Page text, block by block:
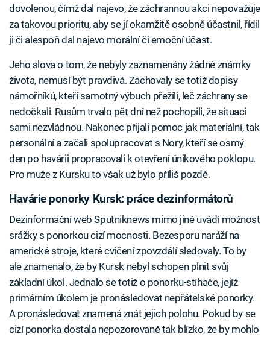
dovolenou, čímž dal najevo, že záchrannou akci nepovažuje
za takovou prioritu, aby se jí okamžitě osobně účastnil, řídil
ji či alespoň dal najevo morální či emoční účast.
Jeho slova o tom, že nebyly zaznamenány žádné známky
života, nemusí být pravdivá. Zachovaly se totiž dopisy
námořníků, kteří samotný výbuch přežili, leč záchrany se
nedočkali. Rusům trvalo pět dní než pochopili, že situaci
sami nezvládnou. Nakonec přijali pomoc jak materiální, tak
personální a začali spolupracovat s Nory, kteří se osmý
den po havárii propracovali k otevření únikového poklopu.
Pro muže z Kursku to však už bylo příliš pozdě.
Havárie ponorky Kursk: práce dezinformátorů
Dezinformační web Sputniknews mimo jiné uvádí možnost
srážky s ponorkou cizí mocnosti. Bezesporu naráží na
americké stroje, které cvičení zpovzdálí sledovaly. To by
ale znamenalo, že by Kursk nebyl schopen plnit svůj
základní úkol. Jednalo se totiž o ponorku-stíhače, jejíž
primárním úkolem je pronásledovat nepřátelské ponorky.
A pronásledovat znamená znát jejich polohu. Pokud by se
cizí ponorka dostala nepozorovaně tak blízko, že by mohlo